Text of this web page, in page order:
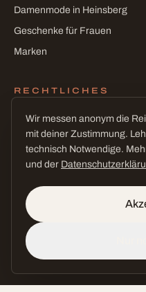
Damenmode in Heinsberg
Geschenke für Frauen
Marken
RECHTLICHES
Impressum
Datenschutz
fast wie Urlaub
Wir messen anonym die
mit deiner Zustimmung.
technisch Notwendige.
und der